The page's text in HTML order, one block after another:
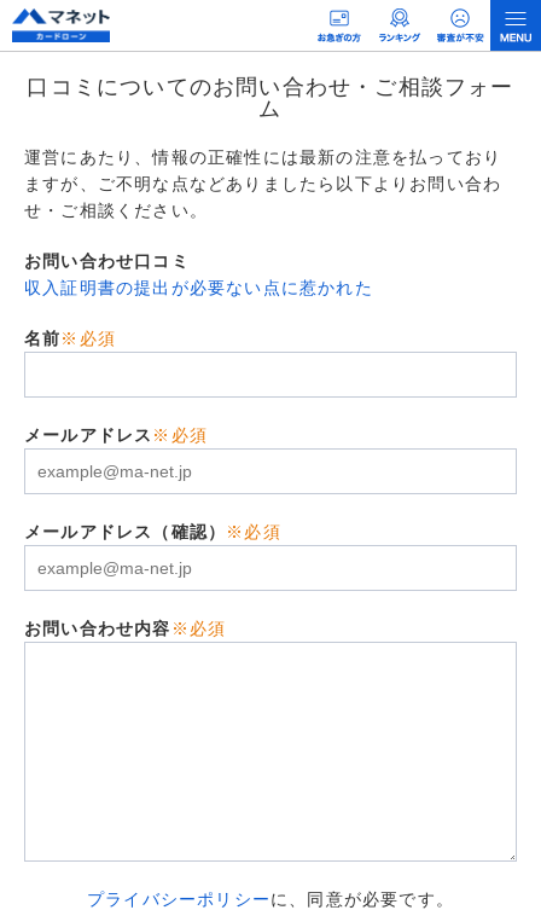
口コミについてのお問い合わせ・ご相談フォー
ム
運営にあたり、情報の正確性には最新の注意を払っており
ますが、ご不明な点などありましたら以下よりお問い合わ
せ・ご相談ください。
お問い合わせ口コミ
収入証明書の提出が必要ない点に惹かれた
名前※必須
メールアドレス ※必須
メールアドレス（確認） ※必須
お問い合わせ内容 ※必須
プライバシーポリシーに、同意が必要です。